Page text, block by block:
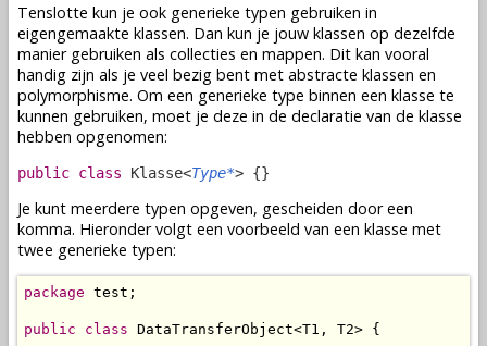
Tenslotte kun je ook generieke typen gebruiken in
eigengemaakte klassen. Dan kun je jouw klassen op dezelfde
manier gebruiken als collecties en mappen. Dit kan vooral
handig zijn als je veel bezig bent met abstracte klassen en
polymorphisme. Om een generieke type binnen een klasse te
kunnen gebruiken, moet je deze in de declaratie van de klasse
hebben opgenomen:
public class Klasse<Type*> {}
Je kunt meerdere typen opgeven, gescheiden door een
komma. Hieronder volgt een voorbeeld van een klasse met
twee generieke typen:
package test;
public class DataTransferObject<T1, T2> {